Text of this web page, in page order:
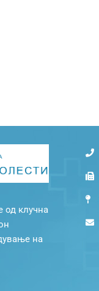
од клучна
на